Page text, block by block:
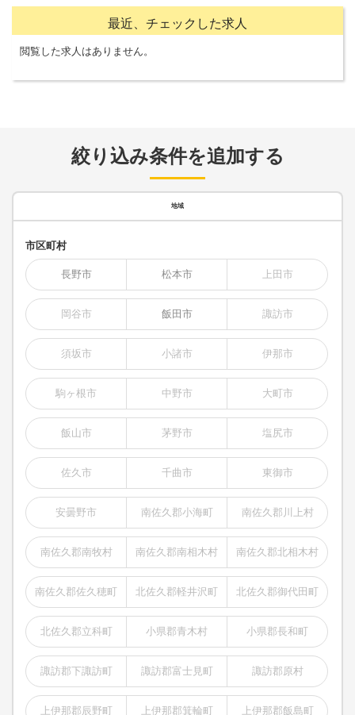
最近、チェックした求人
閲覧した求人はありません。
絞り込み条件を追加する
地域
市区町村
長野市 松本市 上田市
岡谷市 飯田市 諏訪市
須坂市 小諸市 伊那市
駒ヶ根市 中野市 大町市
飯山市 茅野市 塩尻市
佐久市 千曲市 東御市
安曇野市 南佐久郡小海町 南佐久郡川上村
南佐久郡南牧村 南佐久郡南相木村 南佐久郡北相木村
南佐久郡佐久穂町 北佐久郡軽井沢町 北佐久郡御代田町
北佐久郡立科町 小県郡青木村 小県郡長和町
諏訪郡下諏訪町 諏訪郡富士見町 諏訪郡原村
上伊那郡辰野町 上伊那郡箕輪町 上伊那郡飯島町